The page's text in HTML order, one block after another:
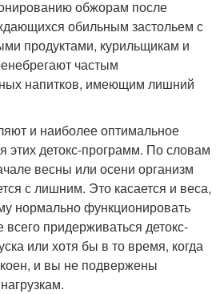
обжорам после
обильным застольем с
продуктами, курильщикам и
частым
напитков, имеющим лишний
и наиболее оптимальное
этих детокс-программ. По словам
весны или осени организм
с лишним. Это касается и веса,
нормально функционировать
придерживаться детокс-
или хотя бы в то время, когда
и вы не подвержены